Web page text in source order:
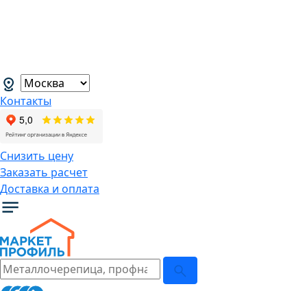
Контакты
Снизить цену
Заказать расчет
Доставка и оплата